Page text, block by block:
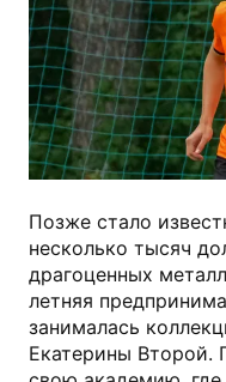
Позже стало
несколько тысяч
драгоценных
летняя
занималась
Екатерины Второй.